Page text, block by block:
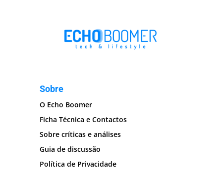
Sobre
O Echo Boomer
Ficha Técnica e Contactos
Sobre críticas e análises
Guia de discussão
Política de Privacidade